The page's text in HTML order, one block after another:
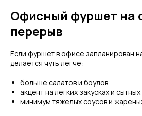
Офисный фуршет на
перерыв
Если фуршет в офисе запланирован
делается чуть легче:
больше салатов и боулов
акцент на легких закусках и
минимум тяжелых соусов и